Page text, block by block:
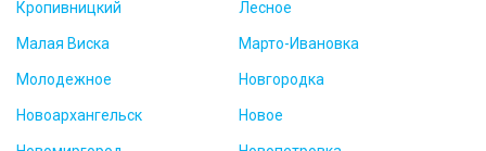
Кропивницкий Лесное
Малая Виска Марто-Ивановка
Молодежное Новгородка
Новоархангельск Новое